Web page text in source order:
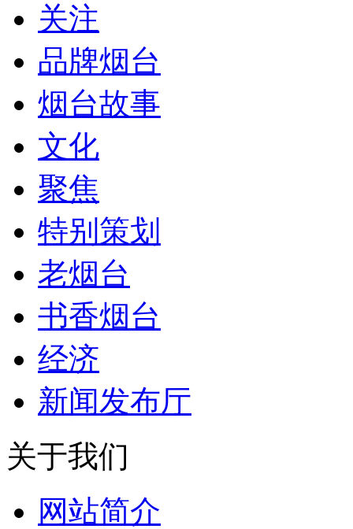
关注
品牌烟台
烟台故事
文化
聚焦
特别策划
老烟台
书香烟台
经济
新闻发布厅
关于我们
网站简介